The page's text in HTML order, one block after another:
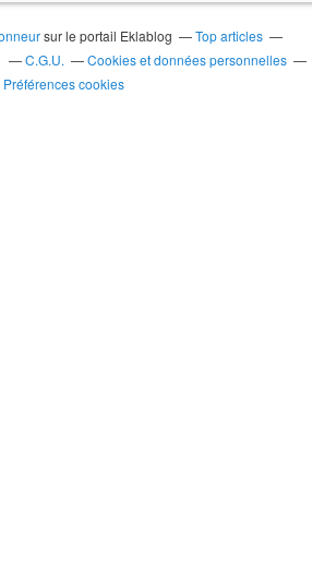
sur le portail Eklablog
Top articles
C.G.U.
Cookies et données personnelles
Préférences cookies